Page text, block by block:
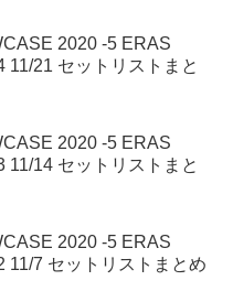
2020 -5 ERAS
11/21 セットリストまと
2020 -5 ERAS
11/14 セットリストまと
2020 -5 ERAS
11/7 セットリストまとめ